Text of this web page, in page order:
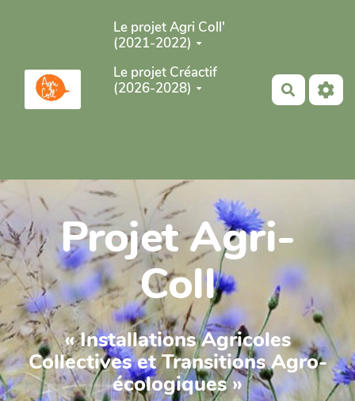
Aller au contenu principalLe projet Agri Coll'
(2021-2022)
Le projet Créactif
(2026-2028)
Projet Agri-
Coll
« Installations Agricoles
Collectives et Transitions Agro-
écologiques »